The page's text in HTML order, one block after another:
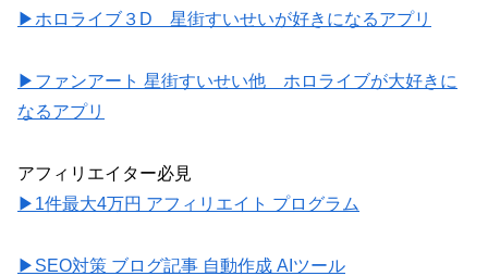
▶ホロライブ３D 星街すいせいが好きになるアプリ
▶ファンアート 星街すいせい他 ホロライブが大好きに
なるアプリ
アフィリエイター必見
▶1件最大4万円 アフィリエイト プログラム
▶SEO対策 ブログ記事 自動作成 AIツール